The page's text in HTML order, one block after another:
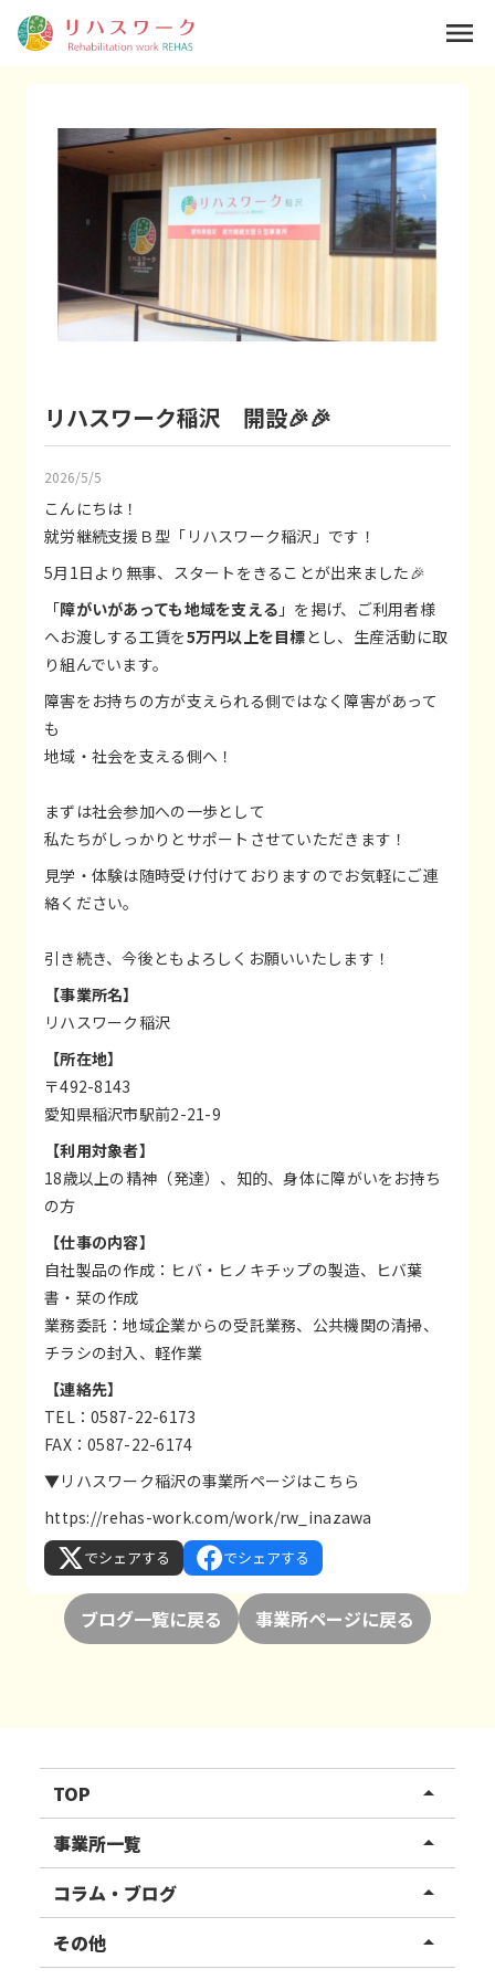
リハスワーク稲沢 開設🎉🎉
2026/5/5
こんにちは！
就労継続支援Ｂ型「リハスワーク稲沢」です！
5月1日より無事、スタートをきることが出来ました🎉
「障がいがあっても地域を支える 」を掲げ、ご利用者様
へお渡しする工賃を5万円以上を目標とし、生産活動に取
り組んでいます。
障害をお持ちの方が支えられる側ではなく障害があって
も
地域・社会を支える側へ！
まずは社会参加への一歩として
私たちがしっかりとサポートさせていただきます！
見学・体験は随時受け付けておりますのでお気軽にご連
絡ください。
引き続き、今後ともよろしくお願いいたします！
【事業所名】
リハスワーク稲沢
【所在地】
〒492-8143
愛知県稲沢市駅前2-21-9
【利用対象者】
18歳以上の精神（発達）、知的、身体に障がいをお持ち
の方
【仕事の内容】
自社製品の作成：ヒバ・ヒノキチップの製造、ヒバ葉
書・栞の作成
業務委託：地域企業からの受託業務、公共機関の清掃、
チラシの封入、軽作業
【連絡先】
TEL：0587-22-6173
FAX：0587-22-6174
▼リハスワーク稲沢の事業所ページはこちら
https://rehas-work.com/work/rw_inazawa
でシェアする でシェアする
ブログ一覧に戻る 事業所ページに戻る
menu
TOP arrow_drop_up
リハスワーク
リハスファーム
事業所一覧 arrow_drop_up
関東エリア
東北エリア
コラム・ブログ arrow_drop_up
事業所ブログ
その他 arrow_drop_up